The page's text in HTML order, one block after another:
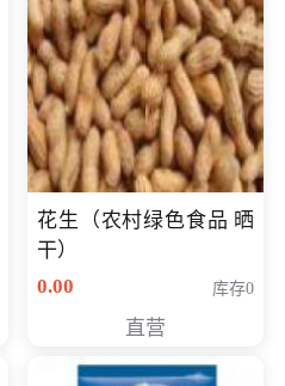
花生（农村绿色食品 晒
干）
0.00
库存0
直营